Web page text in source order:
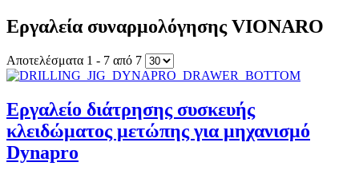
Εργαλεία συναρμολόγησης VIONARO
Αποτελέσματα 1 - 7 από 7
Εργαλείο διάτρησης συσκευής
κλειδώματος μετώπης για μηχανισμό
Dynapro